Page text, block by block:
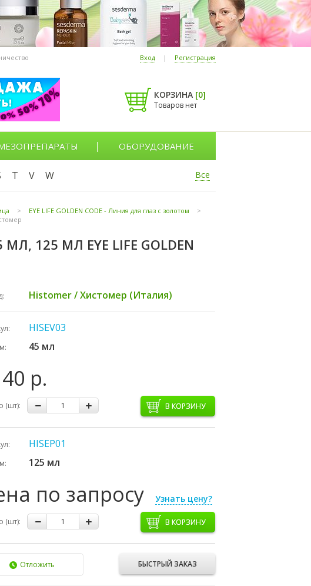
Вход | Регистрация
КОРЗИНА [0]
Товаров нет
ОБОРУДОВАНИЕ
T V W Все
> EYE LIFE GOLDEN CODE - Линия для глаз с золотом
>
125 МЛ EYE LIFE GOLDEN
Histomer / Хистомер (Италия)
HISEV03
45 мл
р.
(шт): В КОРЗИНУ
HISEP01
125 мл
по запросу Узнать цену?
(шт): В КОРЗИНУ
БЫСТРЫЙ ЗАКАЗ
Отложить